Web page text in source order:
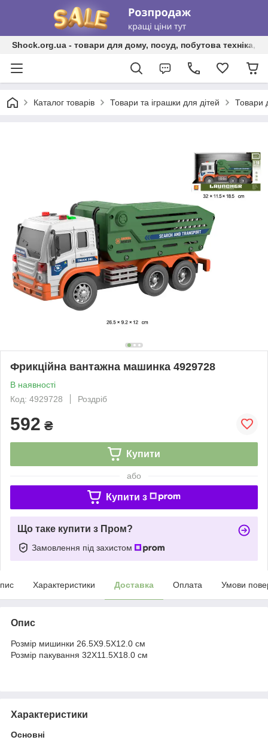
Shock.org.ua - товари для дому, посуд, побутова техніка,
Каталог товарів Товари та іграшки для дітей Товари
Фрикційна вантажна машинка 4929728
В наявності
Код: 4929728
Роздріб
592 ₴
Купити
або
Купити з
Що таке купити з Пром?
Замовлення під захистом
Характеристики Доставка Оплата Умови
Опис
Розмір мишинки 26.5X9.5X12.0 см
Розмір пакування 32X11.5X18.0 см
Характеристики
Основні